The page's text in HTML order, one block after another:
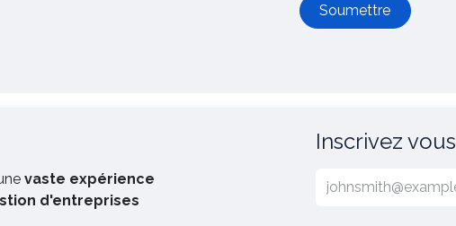
Soumettre
vaste expérience
d'entreprises
Inscrivez vous